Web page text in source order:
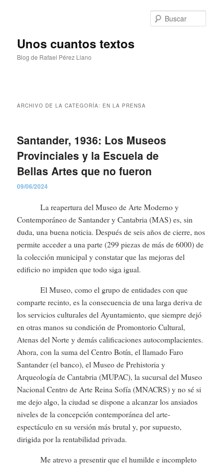
Unos cuantos textos
Blog de Rafael Pérez Llano
ARCHIVO DE LA CATEGORÍA: EN LA PRENSA
Santander, 1936: Los Museos
Provinciales y la Escuela de
Bellas Artes que no fueron
09/06/2024
La reapertura del Museo de Arte Moderno y
Contemporáneo de Santander y Cantabria (MAS) es, sin
duda, una buena noticia. Después de seis años de cierre, nos
permite acceder a una parte (299 piezas de más de 6000) de
la colección municipal y constatar que las mejoras del
edificio no impiden que todo siga igual.
El Museo, como el grupo de entidades con que
comparte recinto, es la consecuencia de una larga deriva de
los servicios culturales del Ayuntamiento, que siempre dejó
en otras manos su condición de Promontorio Cultural,
Atenas del Norte y demás calificaciones autocomplacientes.
Ahora, con la suma del Centro Botín, el llamado Faro
Santander (el banco), el Museo de Prehistoria y
Arqueología de Cantabria (MUPAC), la sucursal del Museo
Nacional Centro de Arte Reina Sofía (MNACRS) y no sé si
me dejo algo, la ciudad se dispone a alcanzar los ansiados
niveles de la concepción contemporánea del arte-
espectáculo en su versión más brutal y, por supuesto,
dirigida por la rentabilidad privada.
Me atrevo a presentir que el humilde e incompleto